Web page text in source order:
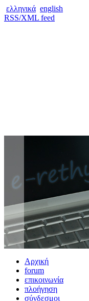
ελληνικά english
RSS/XML feed
Αρχική
forum
επικοινωνία
πλοήγηση
σύνδεσμοι